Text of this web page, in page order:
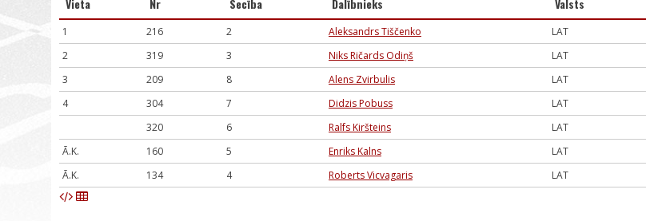
Vieta Nr Secība Dalībnieks Valsts
1 216 2 Aleksandrs Tiščenko LAT
2
319 3 Niks Ričards Odiņš LAT
3
209 8 Alens Zvirbulis LAT
4
304 7 Didzis Pobuss LAT
320
6 Ralfs Kiršteins LAT
Ā.K.
160 5 Enriks Kalns LAT
Ā.K.
134 4 Roberts Vicvagaris LAT